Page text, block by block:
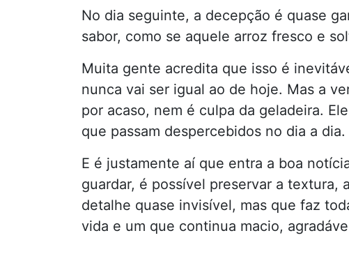
No dia seguinte, a decepção é quase
sabor, como se aquele arroz fresco e
Muita gente acredita que isso é
nunca vai ser igual ao de hoje. Mas a
por acaso, nem é culpa da geladeira.
que passam despercebidos no dia a dia.
E é justamente aí que entra a boa
guardar, é possível preservar a textura,
detalhe quase invisível, mas que faz
vida e um que continua macio,